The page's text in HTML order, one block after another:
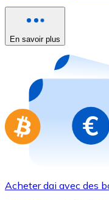
Acheter avec carte
Nouveau
Achetez des
Aller à la
En savoir plus
Acheter dai avec des